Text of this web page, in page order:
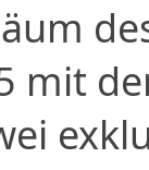
mit